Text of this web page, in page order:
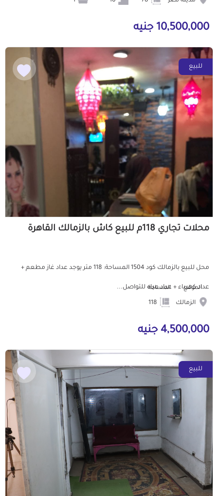
10,500,000 جنيه
للبيع
محلات تجاري 118م للبيع كاش بالزمالك القاهرة
محل للبيع بالزمالك كود 1504 المساحة: 118 متر يوجد عداد غاز مطعم +
عداد كهرباء + عداد مياه للتواصل...
الموقع
الزمالك
المساحة
4,500,000 جنيه
للبيع